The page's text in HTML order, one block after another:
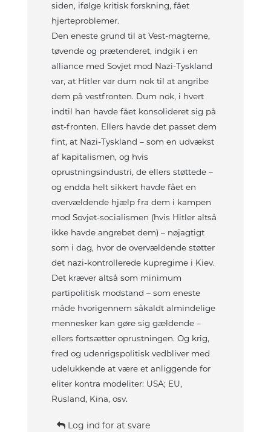
siden, ifølge kritisk forskning, fået
hjerteproblemer.
Den eneste grund til at Vest-magterne,
tøvende og prætenderet, indgik i en
alliance med Sovjet mod Nazi-Tyskland
var, at Hitler var dum nok til at angribe
dem på vestfronten. Dum nok, i hvert
indtil han havde fået konsolideret sig på
øst-fronten. Ellers havde det passet dem
fint, at Nazi-Tyskland – som en udvækst
af kapitalismen, og hvis
oprustningsindustri, de ellers støttede –
og endda helt sikkert havde fået en
overvældende hjælp fra dem i kampen
mod Sovjet-socialismen (hvis Hitler altså
ikke havde angrebet dem) – nøjagtigt
som i dag, hvor de overvældende støtter
det nazi-kontrollerede kupregime i Kiev.
Det kræver altså som minimum
partipolitisk modstand – som eneste
måde hvorigennem såkaldt almindelige
mennesker kan gøre sig gældende –
ellers fortsætter oprustningen. Og krig,
fred og udenrigspolitisk vedbliver med
udelukkende at være et anliggende for
eliter kontra modeliter: USA; EU,
Rusland, Kina, osv.
Log ind for at svare